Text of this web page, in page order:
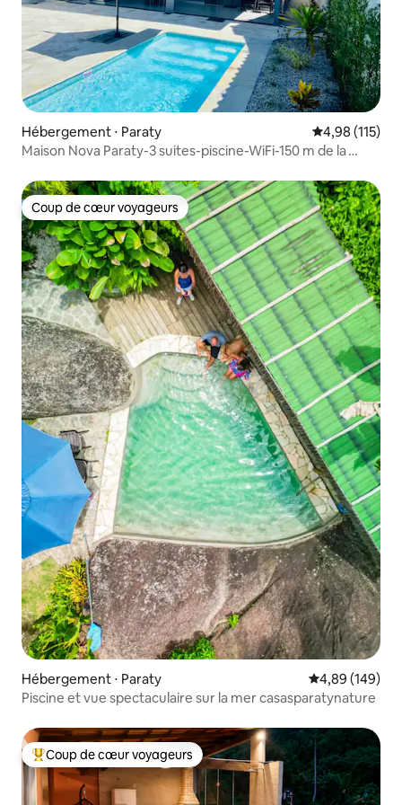
Hébergement ⋅ Paraty Évaluation
4,98 (115)
Maison Nova Paraty-3 suites-piscine-WiFi-150 m de la
Coup de cœur voyageurs
Coup de cœur voyageurs
Hébergement ⋅ Paraty Évaluation
4,89 (149)
Piscine et vue spectaculaire sur la mer casasparatynature
Coups de cœur voyageurs les plus appréciés
Coup de cœur voyageurs